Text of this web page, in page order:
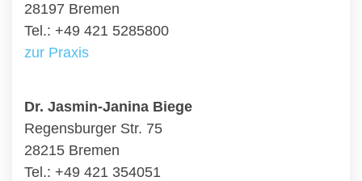
28197 Bremen
Tel.: +49 421 5285800
zur Praxis
Dr. Jasmin-Janina Biege
Regensburger Str. 75
28215 Bremen
Tel.: +49 421 354051